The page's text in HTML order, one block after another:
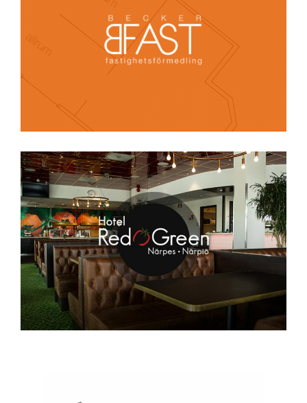
Bfast
Hotel Red & Green